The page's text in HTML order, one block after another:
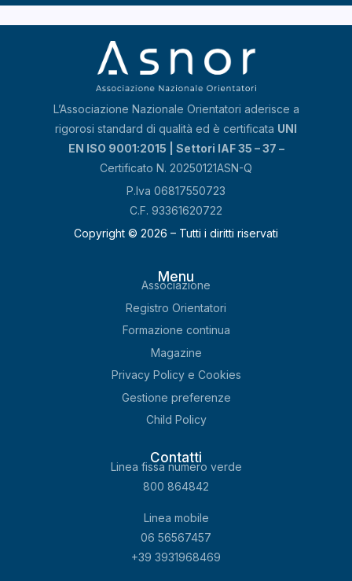
L’Associazione Nazionale Orientatori aderisce a
rigorosi standard di qualità ed è certificata UNI
EN ISO 9001:2015 | Settori IAF 35 – 37 –
Certificato N. 20250121ASN-Q
P.Iva 06817550723
C.F. 93361620722
Copyright © 2026 – Tutti i diritti riservati
Menu
Associazione
Registro Orientatori
Formazione continua
Magazine
Privacy Policy e Cookies
Gestione preferenze
Child Policy
Contatti
Linea fissa numero verde
800 864842
Linea mobile
06 56567457
+39 3931968469